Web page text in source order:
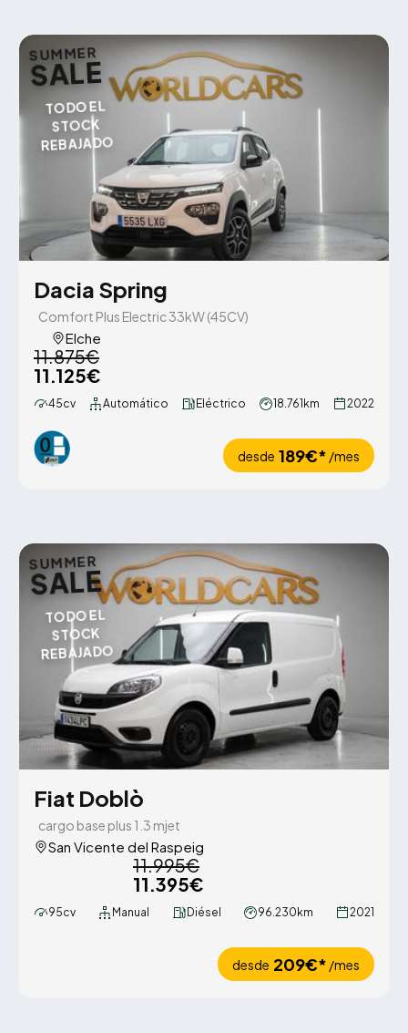
SUMMER
SALE
TODO EL
STOCK
REBAJADO
Dacia Spring
Comfort Plus Electric 33kW (45CV)
Elche
11.875€
11.125€
45cv Automático Eléctrico 18.761km 2022
desde 189€* /mes
SUMMER
SALE
TODO EL
STOCK
REBAJADO
Fiat Doblò
cargo base plus 1.3 mjet
San Vicente del Raspeig
11.995€
11.395€
95cv Manual Diésel 96.230km 2021
desde 209€* /mes